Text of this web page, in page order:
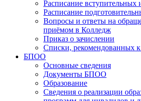
Расписание вступительных
Расписание
Вопросы и ответы на
приёмом в Колледж
Приказ о зачислении
Списки, рекомендованных
БПОО
Основные сведения
Документы БПОО
Образование
Сведения о реализации